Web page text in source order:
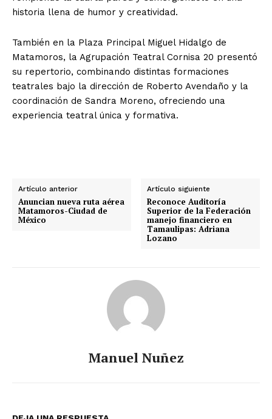
historia llena de humor y creatividad.
También en la Plaza Principal Miguel Hidalgo de
Matamoros, la Agrupación Teatral Cornisa 20 presentó
su repertorio, combinando distintas formaciones
teatrales bajo la dirección de Roberto Avendaño y la
coordinación de Sandra Moreno, ofreciendo una
experiencia teatral única y formativa.
Artículo anterior
Anuncian nueva ruta aérea
Matamoros-Ciudad de
México
Artículo siguiente
Reconoce Auditoría
Superior de la Federación
manejo financiero en
Tamaulipas: Adriana
Lozano
Manuel Nuñez